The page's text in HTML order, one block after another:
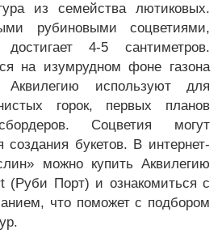
из семейства лютиковых.
рубиновыми соцветиями,
4-5 сантиметров.
на изумрудном фоне газона
Аквилегию используют для
горок, первых планов
Соцветия могут
создания букетов. В интернет-
можно купить Аквилегию
(Руби Порт) и ознакомиться с
что поможет с подбором